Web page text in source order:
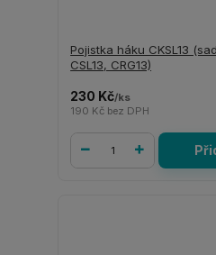
Pojistka háku CKSL13
CSL13, CRG13)
230 Kč/ks
190 Kč bez DPH